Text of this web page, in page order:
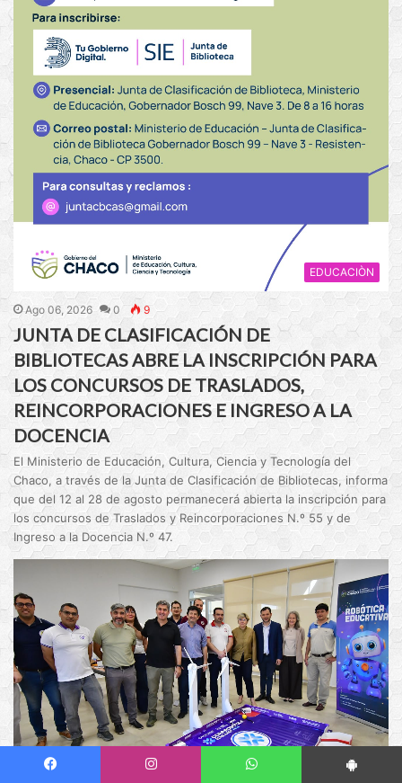
EDUCACIÒN
Ago 06, 2026 0 9
JUNTA DE CLASIFICACIÓN DE
BIBLIOTECAS ABRE LA INSCRIPCIÓN PARA
LOS CONCURSOS DE TRASLADOS,
REINCORPORACIONES E INGRESO A LA
DOCENCIA
El Ministerio de Educación, Cultura, Ciencia y Tecnología del
Chaco, a través de la Junta de Clasificación de Bibliotecas, informa
que del 12 al 28 de agosto permanecerá abierta la inscripción para
los concursos de Traslados y Reincorporaciones N.º 55 y de
Ingreso a la Docencia N.º 47.